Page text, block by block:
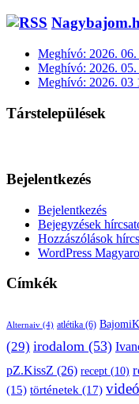
Meghívó: 2026. 06.
Meghívó: 2026. 05.
Meghívó: 2026. 03
Társtelepülések
Bejelentkezés
Bejelentkezés
Bejegyzések
Hozzászólások
WordPress
Címkék
Alternaiv (4) atlétika (6)
(29) irodalom (53)
pZ.KissZ (26) recept (10)
(15) történetek (17) videó